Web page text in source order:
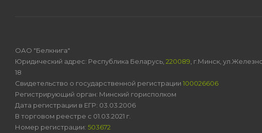
ОАО "Белкнига"
Юридический адрес: Республика Беларусь, 220089 , г.Минск,
18
Свидетельство о государственной регистрации 100026606
Регистрирующий орган: Минский горисполком
Дата регистрации в ЕГР: 03.03.2006
В торговом реестре с 01.03.2021 г.
Номер регистрации: 503672